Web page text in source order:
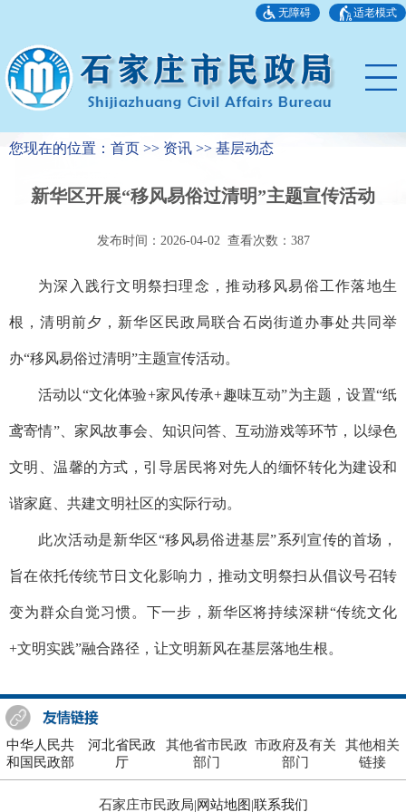
无障碍 适老模式
您现在的位置：首页 >> 资讯 >> 基层动态
新华区开展“移风易俗过清明”主题宣传活动
发布时间：2026-04-02 查看次数： 387
为深入践行文明祭扫理念，推动移风易俗工作落地生
根，清明前夕，新华区民政局联合石岗街道办事处共同举
办“移风易俗过清明”主题宣传活动。
活动以“文化体验+家风传承+趣味互动”为主题，设置“纸
鸢寄情”、家风故事会、知识问答、互动游戏等环节，以绿色
文明、温馨的方式，引导居民将对先人的缅怀转化为建设和
谐家庭、共建文明社区的实际行动。
此次活动是新华区“移风易俗进基层”系列宣传的首场，
旨在依托传统节日文化影响力，推动文明祭扫从倡议号召转
变为群众自觉习惯。下一步，新华区将持续深耕“传统文化
+文明实践”融合路径，让文明新风在基层落地生根。
中华人民共
和国民政部
河北省民政
厅
其他省市民政
部门
市政府及有关
部门
其他相关
链接
石家庄市民政局|网站地图|联系我们